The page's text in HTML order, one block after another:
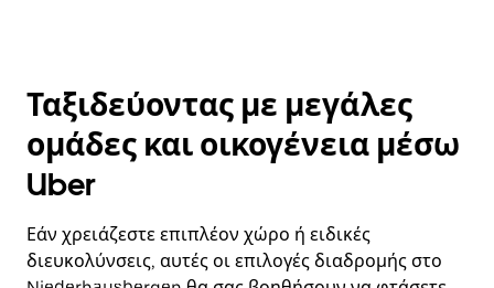
Ταξιδεύοντας με μεγάλες
ομάδες και οικογένεια μέσω
Uber
Εάν χρειάζεστε επιπλέον χώρο ή ειδικές
διευκολύνσεις, αυτές οι επιλογές διαδρομής στο